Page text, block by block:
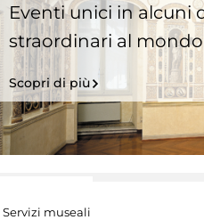
Eventi unici in alcuni
straordinari al
Scopri di più
Servizi museali